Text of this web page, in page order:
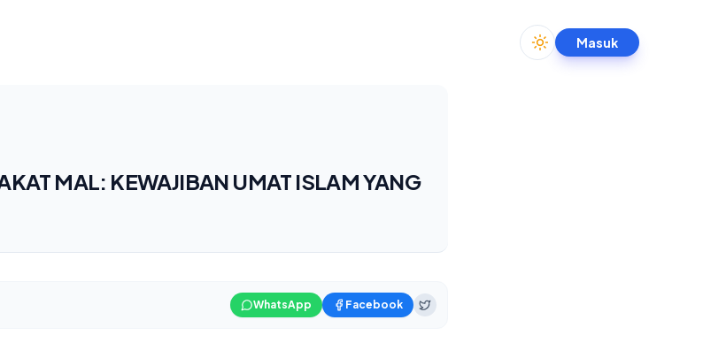
Toggle theme
Masuk
MAL: KEWAJIBAN UMAT ISLAM YANG
WhatsApp Facebook